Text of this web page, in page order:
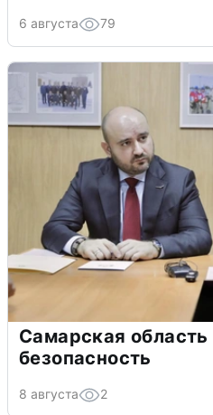
6 августа 79
Самарская область
безопасность
8 августа 2